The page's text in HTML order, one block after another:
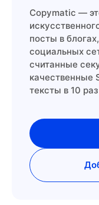
Copymatic —
посты в
социальных
считанные
качественные
тексты в 10